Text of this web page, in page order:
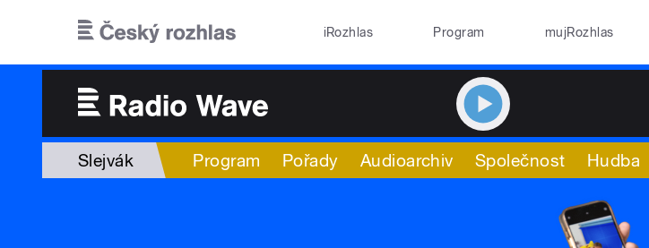
iRozhlas Program mujRozhlas
Slejvák Program Pořady Audioarchiv Společnost Hudba